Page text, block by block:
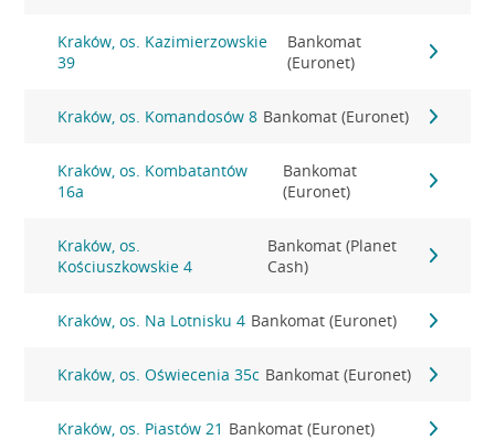
Kraków, os. Kazimierzowskie
39
Bankomat
(Euronet)
Kraków, os. Komandosów 8 Bankomat (Euronet)
Kraków, os. Kombatantów
16a
Bankomat
(Euronet)
Kraków, os.
Kościuszkowskie 4
Bankomat (Planet
Cash)
Kraków, os. Na Lotnisku 4 Bankomat (Euronet)
Kraków, os. Oświecenia 35c Bankomat (Euronet)
Kraków, os. Piastów 21 Bankomat (Euronet)